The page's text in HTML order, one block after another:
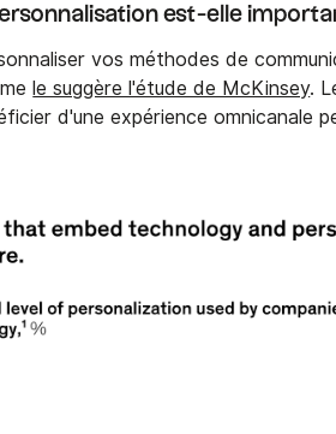
est-elle
vos méthodes de
le suggère l'étude de McKinsey.
d'une expérience omnicanale